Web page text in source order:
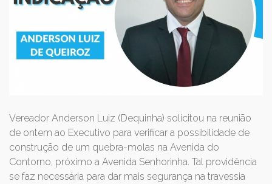
Vereador Anderson Luiz (Dequinha) solicitou na reunião
de ontem ao Executivo para verificar a possibilidade de
construção de um quebra-molas na Avenida do
Contorno, próximo a Avenida Senhorinha. Tal providência
se faz necessária para dar mais segurança na travessia